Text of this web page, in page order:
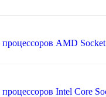
AMD
Intel Core